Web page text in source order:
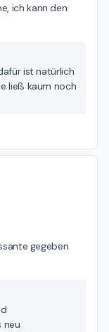
ich kann den
ist natürlich
ließ kaum noch
gegeben.
neu